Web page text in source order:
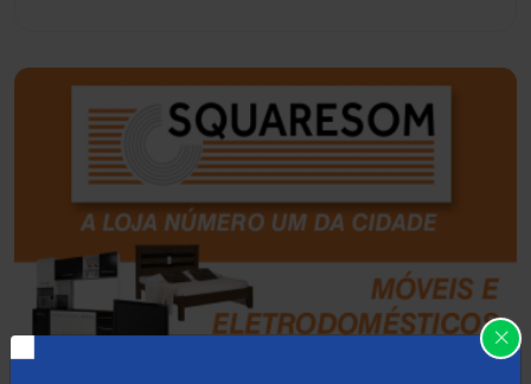
Bom Jesus da Lapa (509)
Boquira (152)
Botuporã
Brasil (7680)